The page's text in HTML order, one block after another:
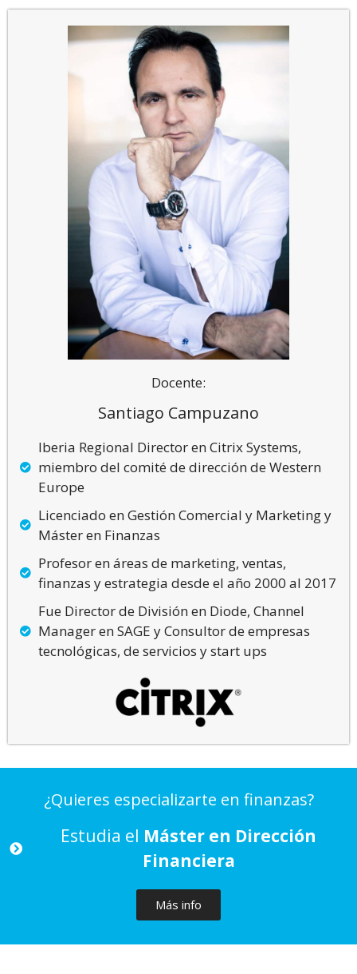
Docente:
Santiago Campuzano
Iberia Regional Director en Citrix Systems,
miembro del comité de dirección de Western
Europe
Licenciado en Gestión Comercial y Marketing y
Máster en Finanzas
Profesor en áreas de marketing, ventas,
finanzas y estrategia desde el año 2000 al 2017
Fue Director de División en Diode, Channel
Manager en SAGE y Consultor de empresas
tecnológicas, de servicios y start ups
¿Quieres especializarte en finanzas?
Estudia el Máster en Dirección
Financiera
Más info